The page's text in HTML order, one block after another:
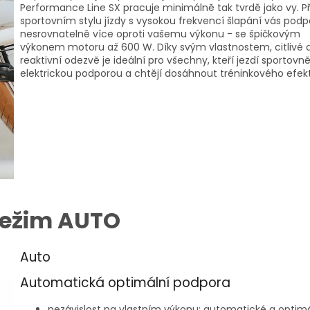
Performance Line SX pracuje minimálně tak tvrdě jako vy.
sportovním stylu jízdy s vysokou frekvencí šlapání vás
nesrovnatelně více oproti vašemu výkonu - se špičkovým
výkonem motoru až 600 W. Díky svým vlastnostem, citlivé
reaktivní odezvě je ideální pro všechny, kteří jezdí
elektrickou podporou a chtějí dosáhnout tréninkového
AUTO
Auto
Automatická optimální podpora